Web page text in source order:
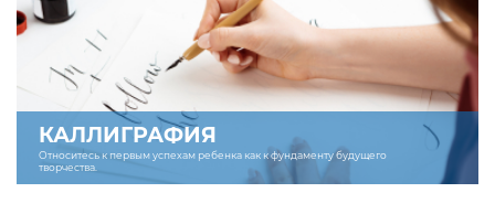
КАЛЛИГРАФИЯ
Относитесь к первым успехам ребенка как к фундаменту будущего
творчества.